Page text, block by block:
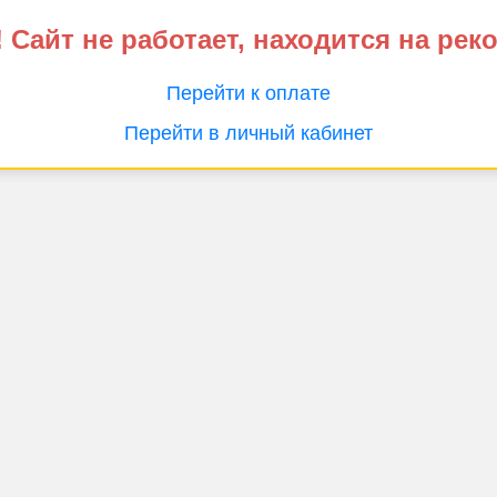
не работает, находится на
Перейти к оплате
Перейти в личный кабинет